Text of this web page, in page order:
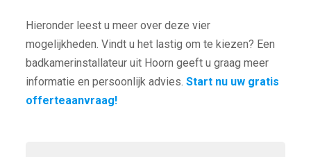
Hieronder leest u meer over deze vier
mogelijkheden. Vindt u het lastig om te kiezen? Een
badkamerinstallateur uit Hoorn geeft u graag meer
informatie en persoonlijk advies. Start nu uw gratis
offerteaanvraag!